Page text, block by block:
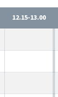
12.15-13.00